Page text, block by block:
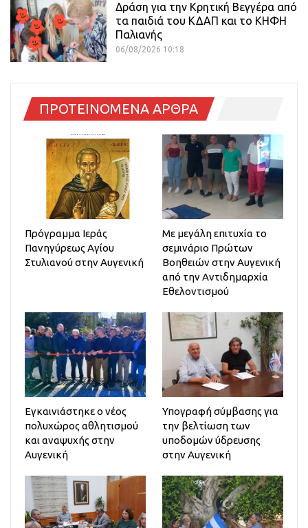
Δράση για την Κρητική Βεγγέρα από
τα παιδιά του ΚΔΑΠ και το ΚΗΦΗ
Παλιανής
06/08/2026 10:18
ΠΡΟΤΕΙΝΟΜΕΝΑ ΑΡΘΡΑ
Πρόγραμμα Ιεράς
Πανηγύρεως Αγίου
Στυλιανού στην Αυγενική
Με μεγάλη επιτυχία το
σεμινάριο Πρώτων
Βοηθειών στην Αυγενική
από την Αντιδημαρχία
Εθελοντισμού
Εγκαινιάστηκε ο νέος
πολυχώρος αθλητισμού
και αναψυχής στην
Αυγενική
Υπογραφή σύμβασης για
την βελτίωση των
υποδομών ύδρευσης
στην Αυγενική